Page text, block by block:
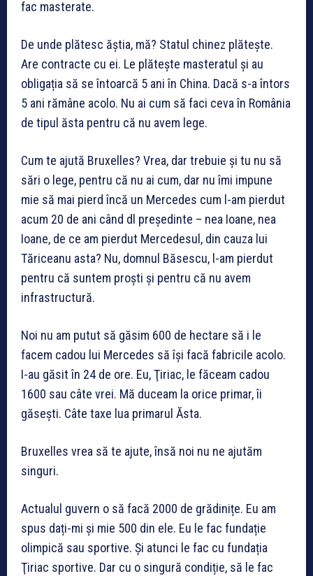
fac masterate.
De unde plătesc ăștia, mă? Statul chinez plătește.
Are contracte cu ei. Le plătește masteratul și au
obligația să se întoarcă 5 ani în China. Dacă s-a întors
5 ani rămâne acolo. Nu ai cum să faci ceva în România
de tipul ăsta pentru că nu avem lege.
Cum te ajută Bruxelles? Vrea, dar trebuie și tu nu să
sări o lege, pentru că nu ai cum, dar nu îmi impune
mie să mai pierd încă un Mercedes cum l-am pierdut
acum 20 de ani când dl președinte – nea Ioane, nea
Ioane, de ce am pierdut Mercedesul, din cauza lui
Tăriceanu asta? Nu, domnul Băsescu, l-am pierdut
pentru că suntem proști și pentru că nu avem
infrastructură.
Noi nu am putut să găsim 600 de hectare să i le
facem cadou lui Mercedes să își facă fabricile acolo.
I-au găsit în 24 de ore. Eu, Ţiriac, le făceam cadou
1600 sau câte vrei. Mă duceam la orice primar, îi
găsești. Câte taxe lua primarul Ăsta.
Bruxelles vrea să te ajute, însă noi nu ne ajutăm
singuri.
Actualul guvern o să facă 2000 de grădinițe. Eu am
spus dați-mi și mie 500 din ele. Eu le fac fundație
olimpică sau sportive. Și atunci le fac cu fundația
Ţiriac sportive. Dar cu o singură condiție, să le fac